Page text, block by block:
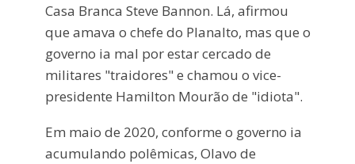
Casa Branca Steve Bannon. Lá, afirmou
que amava o chefe do Planalto, mas que o
governo ia mal por estar cercado de
militares "traidores" e chamou o vice-
presidente Hamilton Mourão de "idiota".
Em maio de 2020, conforme o governo ia
acumulando polêmicas, Olavo de